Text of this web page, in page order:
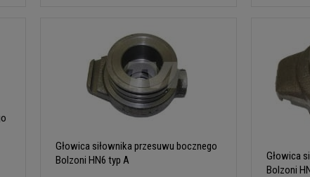
Głowica siłownika przesuwu bocznego
Bolzoni HN6 typ A
Głowica
Bolzoni